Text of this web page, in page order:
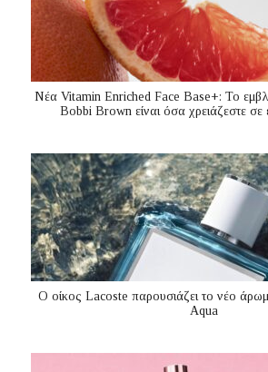
Nέα Vitamin Enriched Face Base+: Το
Bobbi Brown είναι όσα χρειάζεστε
Ο οίκος Lacoste παρουσιάζει το νέο
Aqua